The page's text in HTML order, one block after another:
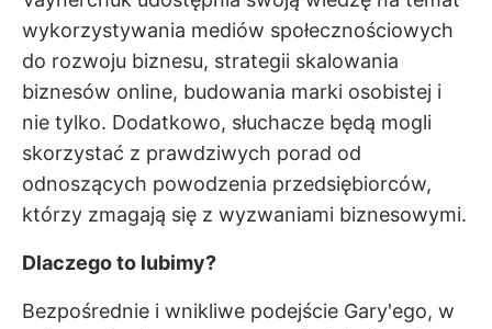
wykorzystywania mediów społecznościowych
do rozwoju biznesu, strategii skalowania
biznesów online, budowania marki osobistej i
nie tylko. Dodatkowo, słuchacze będą mogli
skorzystać z prawdziwych porad od
odnoszących powodzenia przedsiębiorców,
którzy zmagają się z wyzwaniami biznesowymi.
Dlaczego to lubimy?
Bezpośrednie i wnikliwe podejście Gary'ego, w